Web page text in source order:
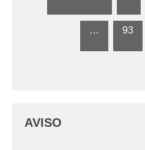
… 93
AVISO